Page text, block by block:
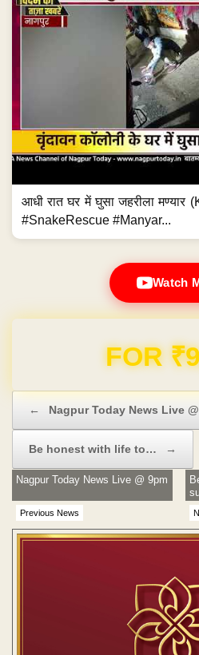
आधी रात घर में घुसा जहरीला
#SnakeRescue #Manyar...
Watch
FOR
← Nagpur Today News Live
Be honest with life to… →
Previous News
Nagpur Today News Live @ 9pm